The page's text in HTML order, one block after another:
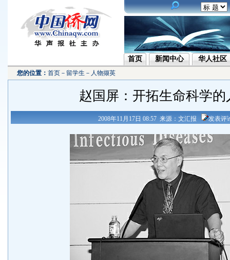
首页 新闻中心 华人社区
您的位置： 首页 － 留学生 － 人物撷英
赵国屏：开拓生命科学的
2008年11月17日 08:57 来源：文汇报 发表评